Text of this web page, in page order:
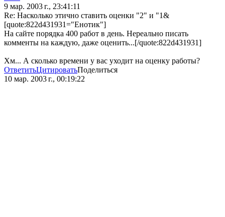
9 мар. 2003 г., 23:41:11
Re: Насколько этично ставить оценки "2" и "1&
[quote:822d431931="Енотик"]
На сайте порядка 400 работ в день. Нереально писать
комменты на каждую, даже оценить...[/quote:822d431931]
Хм... А сколько времени у вас уходит на оценку работы?
ОтветитьЦитироватьПоделиться
10 мар. 2003 г., 00:19:22